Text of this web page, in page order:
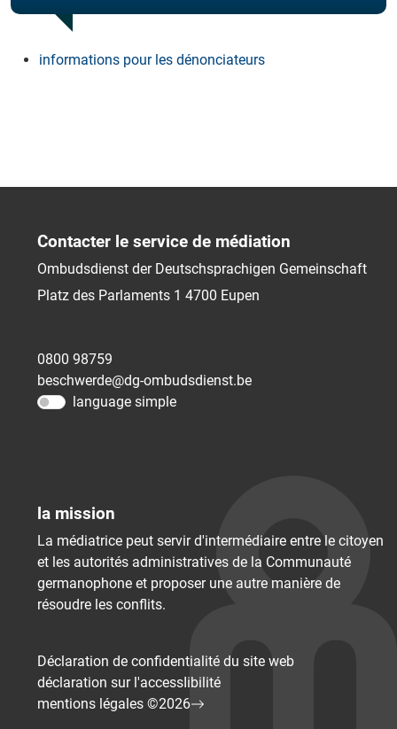
informations pour les dénonciateurs
Contacter le service de médiation
Ombudsdienst der Deutschsprachigen Gemeinschaft
Platz des Parlaments 1 4700 Eupen
0800 98759
beschwerde@dg-ombudsdienst.be
language simple
la mission
La médiatrice peut servir d'intermédiaire entre le citoyen
et les autorités administratives de la Communauté
germanophone et proposer une autre manière de
résoudre les conflits.
Déclaration de confidentialité du site web
déclaration sur l'accessIibilité
mentions légales ©2026